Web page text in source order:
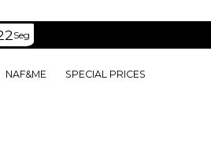
Seg
NAF&ME SPECIAL PRICES